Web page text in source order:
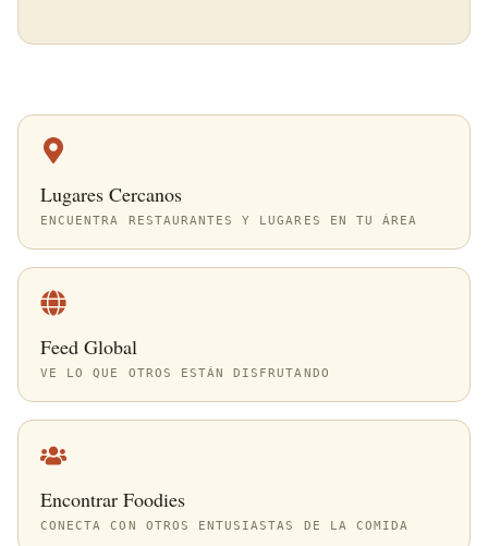
Lugares Cercanos
ENCUENTRA RESTAURANTES Y LUGARES EN TU ÁREA
Feed Global
VE LO QUE OTROS ESTÁN DISFRUTANDO
Encontrar Foodies
CONECTA CON OTROS ENTUSIASTAS DE LA COMIDA